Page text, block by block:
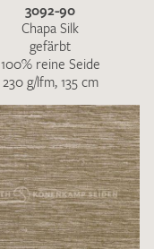
3092-90
Chapa Silk
gefärbt
100% reine Seide
230 g/lfm, 135 cm